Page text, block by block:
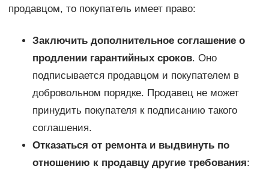
продавцом, то покупатель имеет право:
Заключить дополнительное соглашение о
продлении гарантийных сроков. Оно
подписывается продавцом и покупателем в
добровольном порядке. Продавец не может
принудить покупателя к подписанию такого
соглашения.
Отказаться от ремонта и выдвинуть по
отношению к продавцу другие требования: